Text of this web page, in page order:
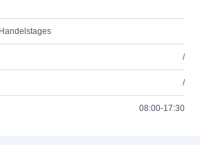
/
/
08:00-17:30